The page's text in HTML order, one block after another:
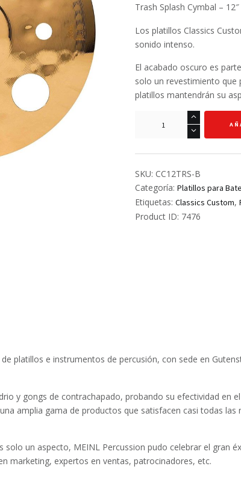
Trash Splash Cymbal – 12″
Los platillos Classics
sonido intenso.
El acabado oscuro es
solo un revestimiento que
platillos mantendrán su
Meinl
-
Classics
Custom
SKU: CC12TRS-B
Categoría: Platillos para
Etiquetas: Classics Custom,
Product ID: 7476
platillos e instrumentos de percusión, con sede en
y gongs de contrachapado, probando su efectividad en
amplia gama de productos que satisfacen casi todas
un aspecto, MEINL Percussion pudo celebrar el gran
marketing, expertos en ventas, patrocinadores, etc.